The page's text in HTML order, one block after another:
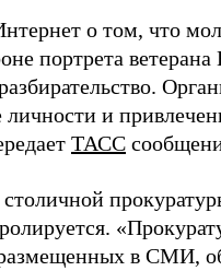
о том, что
портрета
и
ТАСС
в СМИ,